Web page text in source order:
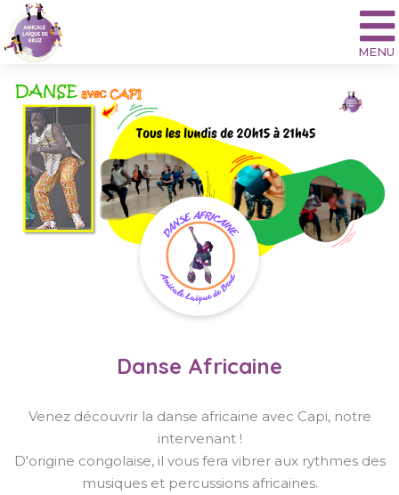
Aller
au
contenu
Danse Africaine
Venez découvrir la danse africaine avec Capi, notre
intervenant !
D'origine congolaise, il vous fera vibrer aux rythmes des
musiques et percussions africaines.